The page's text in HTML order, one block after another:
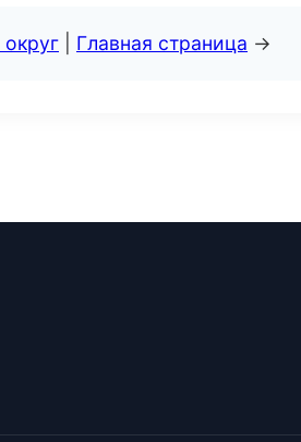
Главная страница →